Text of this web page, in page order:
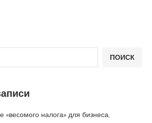
ПОИСК
«весомого налога» для бизнеса,